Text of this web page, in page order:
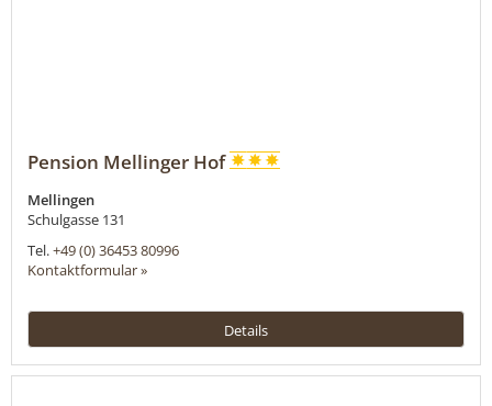
Pension Mellinger Hof
Mellingen
Schulgasse 131
Tel.+49 (0) 36453 80996
Kontaktformular »
Details